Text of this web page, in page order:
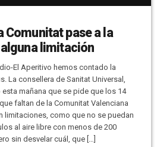
Comunitat pase a la
alguna limitación
El Aperitivo hemos contado la
La consellera de Sanitat Universal,
mañana que se pide que los 14
faltan de la Comunitat Valenciana
limitaciones, como que no se puedan
al aire libre con menos de 200
sin desvelar cuál, que […]